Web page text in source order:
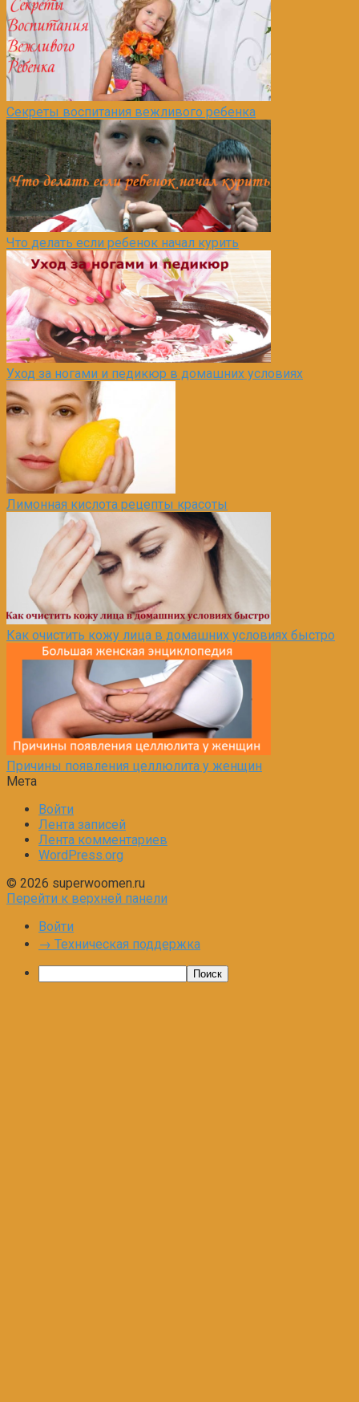
Секреты воспитания вежливого ребенка
Что делать если ребенок начал курить
Уход за ногами и педикюр в домашних условиях
Лимонная кислота рецепты красоты
Как очистить кожу лица в домашних условиях быстро
Причины появления целлюлита у женщин
Мета
Войти
Лента записей
Лента комментариев
WordPress.org
© 2026 superwoomen.ru
Перейти к верхней панели
Войти
→ Техническая поддержка
Поиск